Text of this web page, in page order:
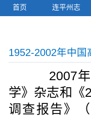
首页 连平州志
1952-2002年中国
2007年8
学》杂志和《
调查报告》